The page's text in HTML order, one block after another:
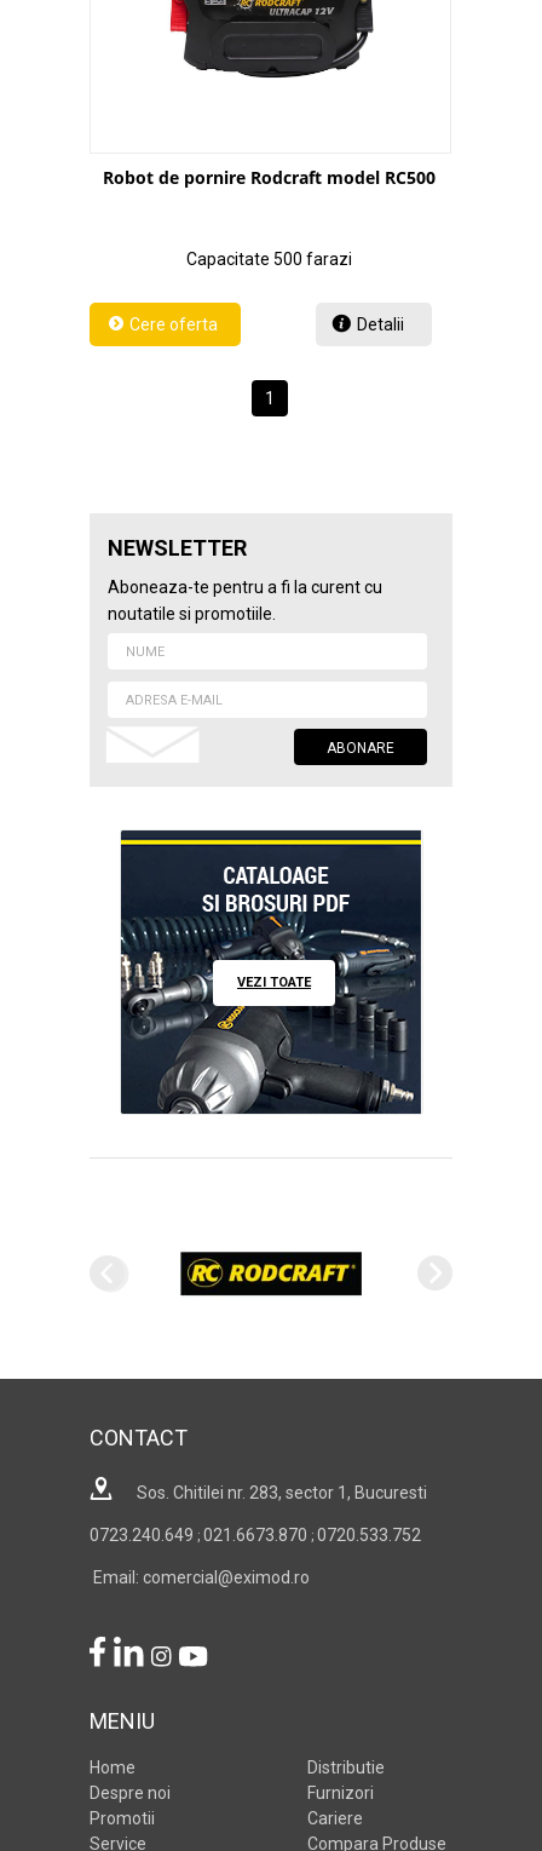
Robot de pornire Rodcraft model RC500
Capacitate 500 farazi
Detalii
1
NEWSLETTER
Aboneaza-te pentru a fi la curent cu
noutatile si promotiile.
VEZI TOATE
CONTACT
Sos. Chitilei nr. 283, sector 1, Bucuresti
0723.240.649 ; 021.6673.870 ; 0720.533.752
Email: comercial@eximod.ro
MENIU
Home
Despre noi
Promotii
Service
Distributie
Furnizori
Cariere
Compara Produse